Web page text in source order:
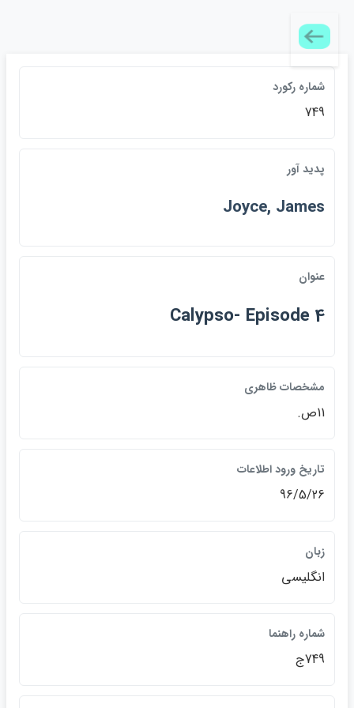
شماره رکورد
749
پديد آور
Joyce, James
عنوان
Calypso- Episode 4
مشخصات ظاهري
11ص.
تاريخ ورود اطلاعات
96/5/26
زبان
انگليسي
شماره راهنما
749ج